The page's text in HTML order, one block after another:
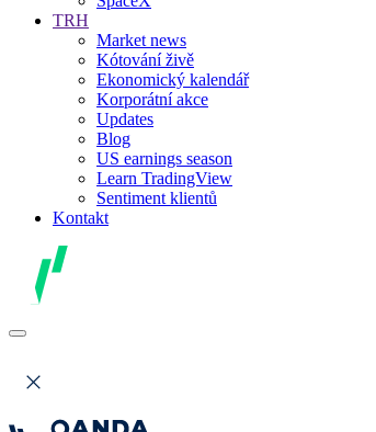
TRH
Market news
Kótování živě
Ekonomický kalendář
Korporátní akce
Updates
Blog
US earnings season
Learn TradingView
Sentiment klientů
Kontakt